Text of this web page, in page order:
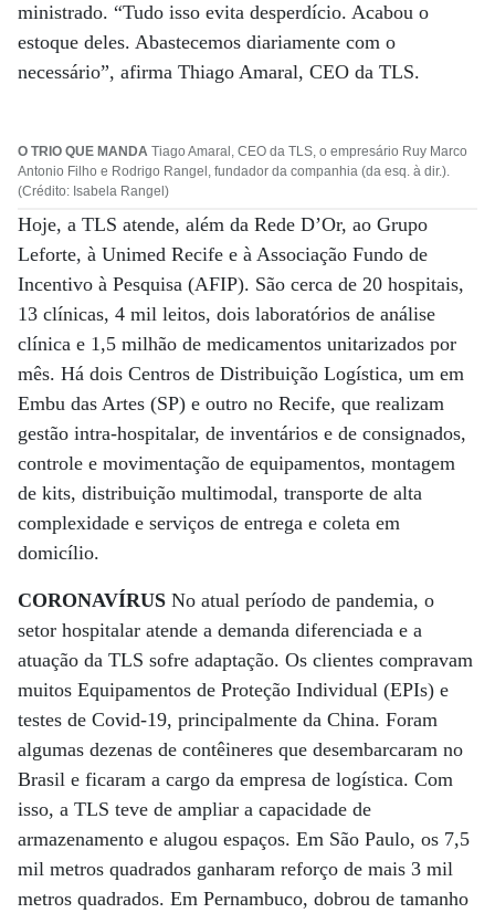
ministrado. “Tudo isso evita desperdício. Acabou o
estoque deles. Abastecemos diariamente com o
necessário”, afirma Thiago Amaral, CEO da TLS.
O TRIO QUE MANDA Tiago Amaral, CEO da TLS, o empresário Ruy Marco
Antonio Filho e Rodrigo Rangel, fundador da companhia (da esq. à dir.).
(Crédito: Isabela Rangel)
Hoje, a TLS atende, além da Rede D’Or, ao Grupo
Leforte, à Unimed Recife e à Associação Fundo de
Incentivo à Pesquisa (AFIP). São cerca de 20 hospitais,
13 clínicas, 4 mil leitos, dois laboratórios de análise
clínica e 1,5 milhão de medicamentos unitarizados por
mês. Há dois Centros de Distribuição Logística, um em
Embu das Artes (SP) e outro no Recife, que realizam
gestão intra-hospitalar, de inventários e de consignados,
controle e movimentação de equipamentos, montagem
de kits, distribuição multimodal, transporte de alta
complexidade e serviços de entrega e coleta em
domicílio.
CORONAVÍRUS No atual período de pandemia, o
setor hospitalar atende a demanda diferenciada e a
atuação da TLS sofre adaptação. Os clientes compravam
muitos Equipamentos de Proteção Individual (EPIs) e
testes de Covid-19, principalmente da China. Foram
algumas dezenas de contêineres que desembarcaram no
Brasil e ficaram a cargo da empresa de logística. Com
isso, a TLS teve de ampliar a capacidade de
armazenamento e alugou espaços. Em São Paulo, os 7,5
mil metros quadrados ganharam reforço de mais 3 mil
metros quadrados. Em Pernambuco, dobrou de tamanho